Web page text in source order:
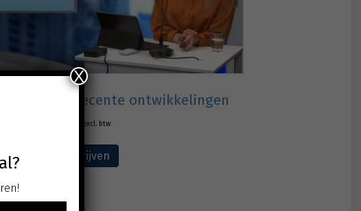
rechten: recente ontwikkelingen
excl. btw
Inschrijven
X